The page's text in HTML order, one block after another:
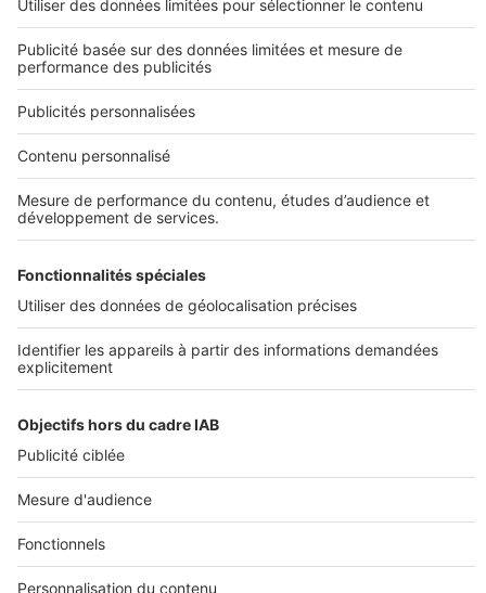
SeLoger neuf c'est aussi...
DÉCOUVRIR
Déposer une annonce sur SeLoger
SELOGER NEUF
Conditions Générales d'Utilisation
PROFESSIONNELS
Nous contacter
Découvrez notre offre